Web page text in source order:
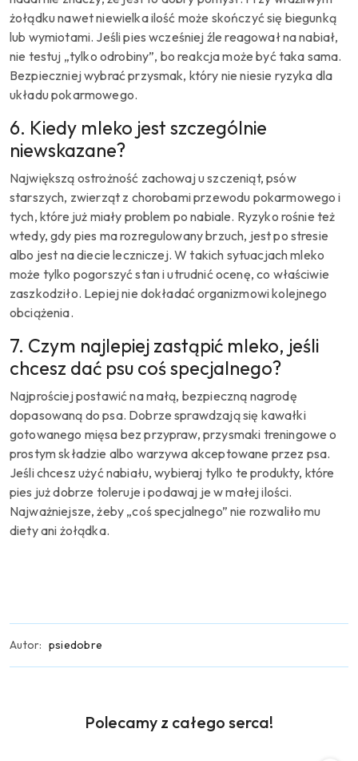
żołądku nawet niewielka ilość może skończyć się biegunką
lub wymiotami. Jeśli pies wcześniej źle reagował na nabiał,
nie testuj „tylko odrobiny”, bo reakcja może być taka sama.
Bezpieczniej wybrać przysmak, który nie niesie ryzyka dla
układu pokarmowego.
6. Kiedy mleko jest szczególnie
niewskazane?
Największą ostrożność zachowaj u szczeniąt, psów
starszych, zwierząt z chorobami przewodu pokarmowego i
tych, które już miały problem po nabiale. Ryzyko rośnie też
wtedy, gdy pies ma rozregulowany brzuch, jest po stresie
albo jest na diecie leczniczej. W takich sytuacjach mleko
może tylko pogorszyć stan i utrudnić ocenę, co właściwie
zaszkodziło. Lepiej nie dokładać organizmowi kolejnego
obciążenia.
7. Czym najlepiej zastąpić mleko, jeśli
chcesz dać psu coś specjalnego?
Najprościej postawić na małą, bezpieczną nagrodę
dopasowaną do psa. Dobrze sprawdzają się kawałki
gotowanego mięsa bez przypraw, przysmaki treningowe o
prostym składzie albo warzywa akceptowane przez psa.
Jeśli chcesz użyć nabiału, wybieraj tylko te produkty, które
pies już dobrze toleruje i podawaj je w małej ilości.
Najważniejsze, żeby „coś specjalnego” nie rozwaliło mu
diety ani żołądka.
Autor: psiedobre
Pomiń karuzelę produktów
Produkty
Polecamy z całego serca!